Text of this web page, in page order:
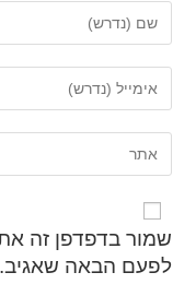
שמור בדפדפן זה
לפעם הבאה שאגיב.